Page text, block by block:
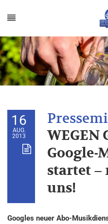
16
AUG.
2013
WEGEN
Google-
startet –
uns!
Googles neuer Abo-